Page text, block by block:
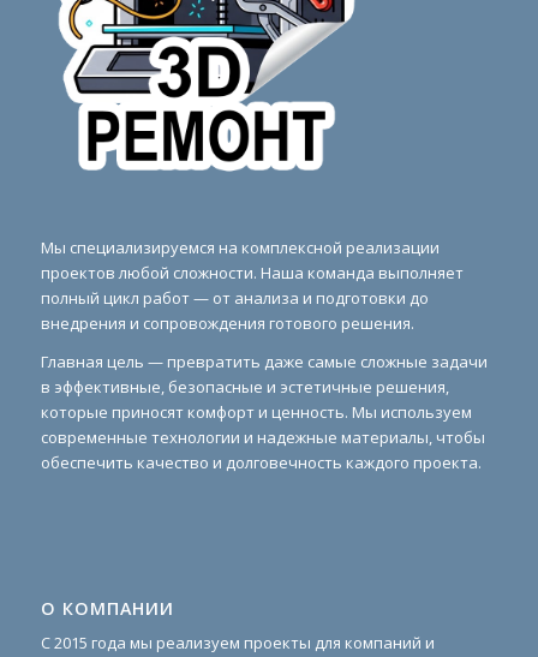
Мы специализируемся на комплексной реализации
проектов любой сложности. Наша команда выполняет
полный цикл работ — от анализа и подготовки до
внедрения и сопровождения готового решения.
Главная цель — превратить даже самые сложные задачи
в эффективные, безопасные и эстетичные решения,
которые приносят комфорт и ценность. Мы используем
современные технологии и надежные материалы, чтобы
обеспечить качество и долговечность каждого проекта.
О КОМПАНИИ
С 2015 года мы реализуем проекты для компаний и